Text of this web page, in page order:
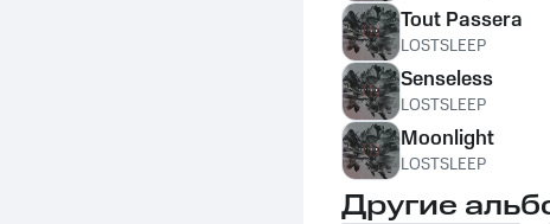
Tout Passera
LOSTSLEEP
Senseless
LOSTSLEEP
Moonlight
LOSTSLEEP
Другие